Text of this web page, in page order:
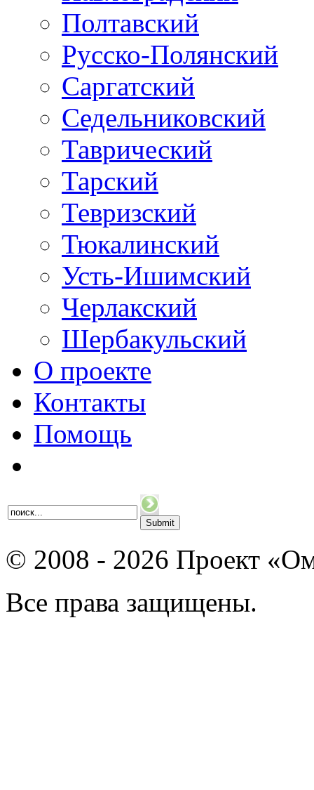
Полтавский
Русско-Полянский
Саргатский
Седельниковский
Таврический
Тарский
Тевризский
Тюкалинский
Усть-Ишимский
Черлакский
Шербакульский
О проекте
Контакты
Помощь
© 2008 - 2026 Проект
Все права защищены.